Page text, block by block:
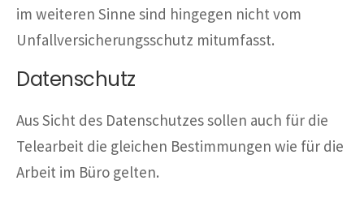
im weiteren Sinne sind hingegen nicht vom
Unfallversicherungsschutz mitumfasst.
Datenschutz
Aus Sicht des Datenschutzes sollen auch für die
Telearbeit die gleichen Bestimmungen wie für die
Arbeit im Büro gelten.